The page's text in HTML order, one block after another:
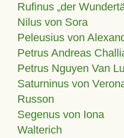
Rufinus „der
Nilus von Sora
Peleusius von
Petrus Andreas
Petrus Nguyen Van
Saturninus von
Russon
Segenus von Iona
Walterich